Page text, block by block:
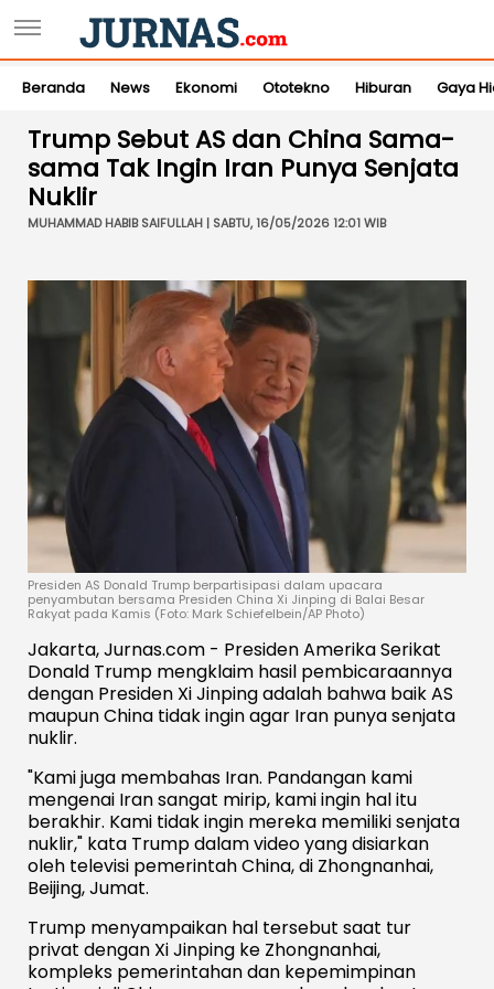
Beranda News Ekonomi Ototekno Hiburan Gaya
Trump Sebut AS dan China Sama-
sama Tak Ingin Iran Punya Senjata
Nuklir
MUHAMMAD HABIB SAIFULLAH | SABTU, 16/05/2026 12:01 WIB
Presiden AS Donald Trump berpartisipasi dalam upacara
penyambutan bersama Presiden China Xi Jinping di Balai Besar
Rakyat pada Kamis (Foto: Mark Schiefelbein/AP Photo)
Jakarta, Jurnas.com - Presiden Amerika Serikat
Donald Trump mengklaim hasil pembicaraannya
dengan Presiden Xi Jinping adalah bahwa baik AS
maupun China tidak ingin agar Iran punya senjata
nuklir.
"Kami juga membahas Iran. Pandangan kami
mengenai Iran sangat mirip, kami ingin hal itu
berakhir. Kami tidak ingin mereka memiliki senjata
nuklir," kata Trump dalam video yang disiarkan
oleh televisi pemerintah China, di Zhongnanhai,
Beijing, Jumat.
Trump menyampaikan hal tersebut saat tur
privat dengan Xi Jinping ke Zhongnanhai,
kompleks pemerintahan dan kepemimpinan